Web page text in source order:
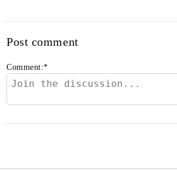
Post comment
Comment:*